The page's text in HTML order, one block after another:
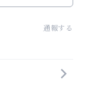
通報する